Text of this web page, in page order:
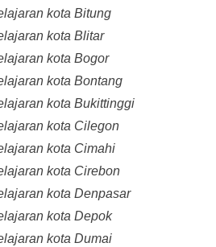
kota Bitung
kota Blitar
kota Bogor
kota Bontang
kota Bukittinggi
kota Cilegon
kota Cimahi
kota Cirebon
kota Denpasar
kota Depok
kota Dumai